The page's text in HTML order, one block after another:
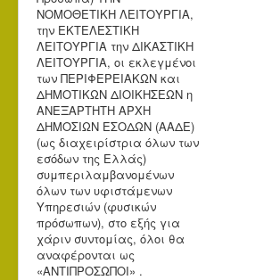
ΝΟΜΟΘΕΤΙΚΗ ΛΕΙΤΟΥΡΓΙΑ,
την ΕΚΤΕΛΕΣΤΙΚΗ
ΛΕΙΤΟΥΡΓΙΑ την ΔΙΚΑΣΤΙΚΗ
ΛΕΙΤΟΥΡΓΙΑ, οι εκλεγμένοι
των ΠΕΡΙΦΕΡΕΙΑΚΩΝ και
ΔΗΜΟΤΙΚΩΝ ΔΙΟΙΚΗΣΕΩΝ η
ΑΝΕΞΑΡΤΗΤΗ ΑΡΧΗ
ΔΗΜΟΣΙΩΝ ΕΣΟΔΩΝ (ΑΑΔΕ)
(ως διαχειρίστρια όλων των
εσόδων της Ελλάς)
συμπεριλαμβανομένων
όλων των υφιστάμενων
Υπηρεσιών (φυσικών
πρόσωπων), στο εξής για
χάριν συντομίας, όλοι θα
αναφέρονται ως
«ΑΝΤΙΠΡΟΣΩΠΟΙ» .